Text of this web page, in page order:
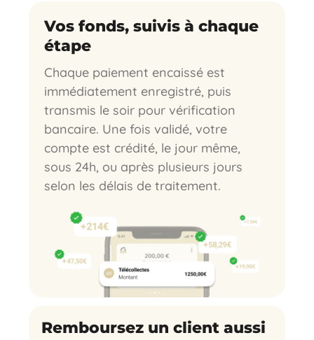
Vos fonds, suivis à chaque
étape
Chaque paiement encaissé est
immédiatement enregistré, puis
transmis le soir pour vérification
bancaire. Une fois validé, votre
compte est crédité, le jour même,
sous 24h, ou après plusieurs jours
selon les délais de traitement.
Remboursez un client aussi